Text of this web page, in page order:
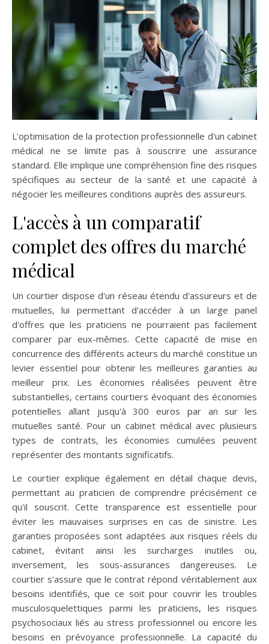
L'optimisation de la protection professionnelle d'un cabinet
médical ne se limite pas à souscrire une assurance
standard. Elle implique une compréhension fine des risques
spécifiques au secteur de la santé et une capacité à
négocier les meilleures conditions auprès des assureurs.
L'accès à un comparatif
complet des offres du marché
médical
Un courtier dispose d'un réseau étendu d'assureurs et de
mutuelles, lui permettant d'accéder à un large panel
d'offres que les praticiens ne pourraient pas facilement
comparer par eux-mêmes. Cette capacité de mise en
concurrence des différents acteurs du marché constitue un
levier essentiel pour obtenir les meilleures garanties au
meilleur prix. Les économies réalisées peuvent être
substantielles, certains courtiers évoquant des économies
potentielles allant jusqu'à 300 euros par an sur les
mutuelles santé. Pour un cabinet médical avec plusieurs
types de contrats, les économies cumulées peuvent
représenter des montants significatifs.
Le courtier explique également en détail chaque devis,
permettant au praticien de comprendre précisément ce
qu'il souscrit. Cette transparence est essentielle pour
éviter les mauvaises surprises en cas de sinistre. Les
garanties proposées sont adaptées aux risques réels du
cabinet, évitant ainsi les surcharges inutiles ou,
inversement, les sous-assurances dangereuses. Le
courtier s'assure que le contrat répond véritablement aux
besoins identifiés, que ce soit pour couvrir les troubles
musculosquelettiques parmi les praticiens, les risques
psychosociaux liés au stress professionnel ou encore les
besoins en prévoyance professionnelle. La capacité du